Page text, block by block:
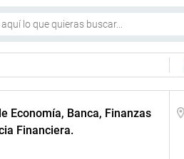
Economía, Banca, Finanzas
Financiera.